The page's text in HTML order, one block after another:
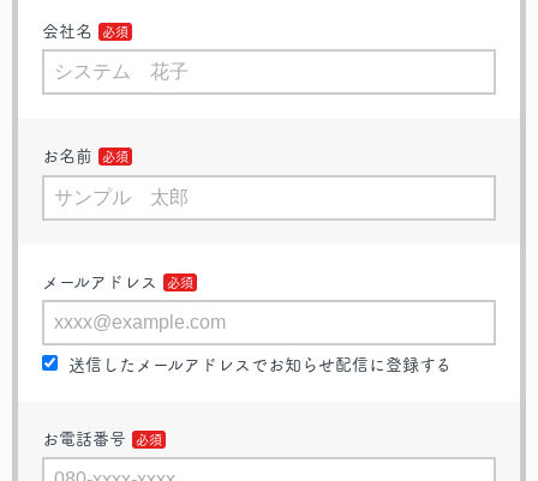
会社名
お名前
メールアドレス
送信したメールアドレスでお知らせ配信に登録する
お電話番号